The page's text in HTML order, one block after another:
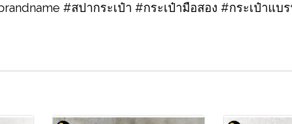
#สปากระเป๋า #กระเป๋ามือสอง #กระเป๋าแ